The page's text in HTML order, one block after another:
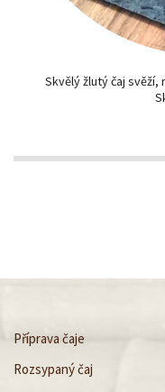
Skvělý žlutý čaj
Příprava čaje
Rozsypaný čaj